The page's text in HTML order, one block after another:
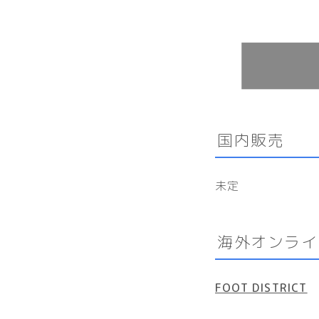
国内販売
未定
海外オンラ
FOOT DISTRICT